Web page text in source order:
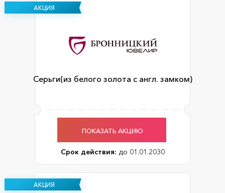
АКЦИЯ
Серьги(из белого золота с англ. замком)
ПОКАЗАТЬ АКЦИЮ
Срок действия: до 01.01.2030
АКЦИЯ